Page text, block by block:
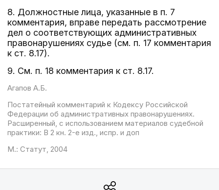
8. Должностные лица, указанные в п. 7
комментария, вправе передать рассмотрение
дел о соответствующих административных
правонарушениях судье (см. п. 17 комментария
к ст. 8.17).
9. См. п. 18 комментария к ст. 8.17.
Агапов А.Б.
Постатейный комментарий к Кодексу Российской
Федерации об административных правонарушениях.
Расширенный, с использованием материалов судебной
практики: В 2 кн. 2-е изд., испр. и доп
М.: Статут, 2004